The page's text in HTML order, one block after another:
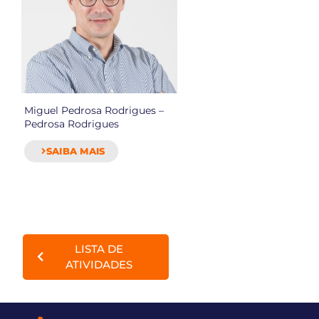
Miguel Pedrosa Rodrigues –
Pedrosa Rodrigues
SAIBA MAIS
LISTA DE
ATIVIDADES